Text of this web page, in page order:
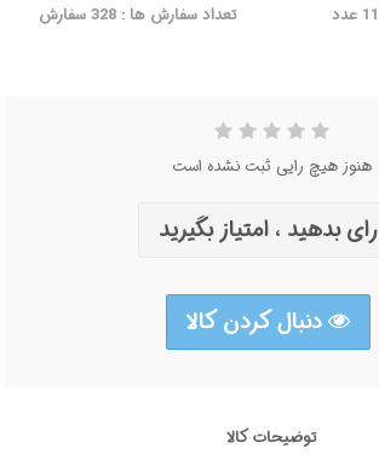
تعداد سفارش ها : 328 سفارش
هنوز هیچ رایی ثبت نشده است
رای بدهید ، امتیاز بگیرید
دنبال کردن کالا
توضیحات کالا